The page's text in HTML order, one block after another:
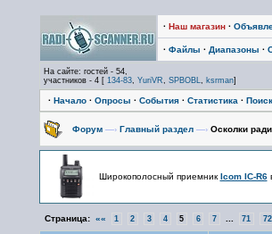
· Наш магазин·
· Файлы · Диапазоны ·
На сайте: гостей - 54,
участников - 4 [ 134-83, YuriVR, SPBOBL, ksrman]
· Начало· Опросы · События· Статистика · Поиск
Форум —› Главный раздел —›Осколки
Широкополосный приемник Icom IC-R6
Страница: «« 1 2 3 4 5 6 7 71 72